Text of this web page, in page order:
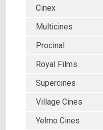
Cinex
Multicines
Procinal
Royal Films
Supercines
Village Cines
Yelmo Cines